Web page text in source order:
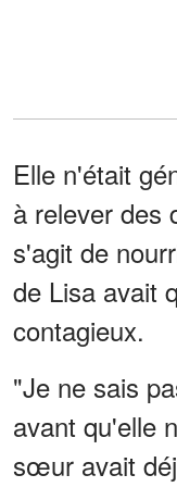
Elle n'était
à relever des
s'agit de
de Lisa avait
contagieux.
"Je ne sais
avant qu'elle
sœur avait